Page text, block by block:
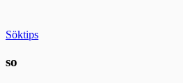
Söktips
so